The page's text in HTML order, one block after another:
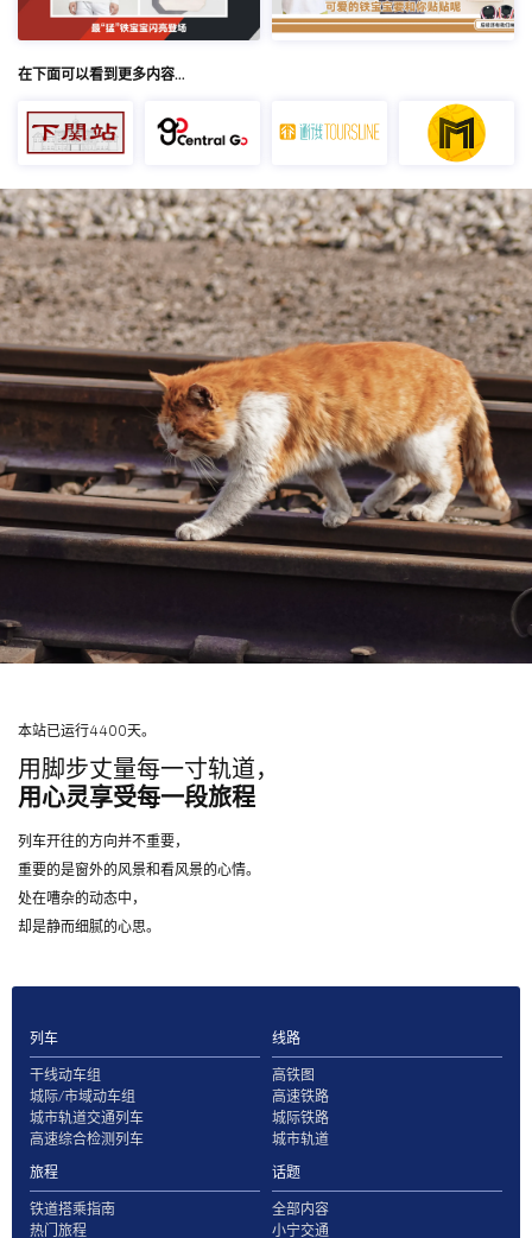
在下面可以看到更多内容…
本站已运行4400天。
用脚步丈量每一寸轨道，
用心灵享受每一段旅程
列车开往的方向并不重要，
重要的是窗外的风景和看风景的心情。
处在嘈杂的动态中，
却是静而细腻的心思。
列车
干线动车组
城际/市域动车组
城市轨道交通列车
高速综合检测列车
线路
高铁图
高速铁路
城际铁路
城市轨道
旅程
铁道搭乘指南
热门旅程
话题
全部内容
小宁交通